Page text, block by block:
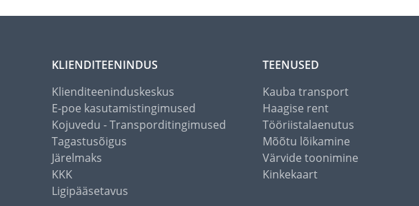
KLIENDITEENINDUS
Klienditeeninduskeskus
E-poe kasutamistingimused
Kojuvedu - Transporditingimused
Tagastusõigus
Järelmaks
KKK
Ligipääsetavus
TEENUSED
Kauba transport
Haagise rent
Tööriistalaenutus
Mõõtu lõikamine
Värvide toonimine
Kinkekaart